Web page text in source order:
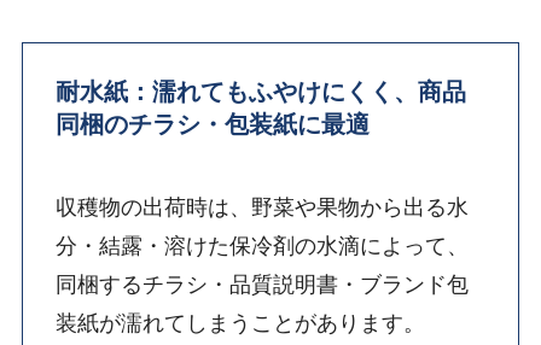
耐水紙：濡れてもふやけにくく、商品
同梱のチラシ・包装紙に最適
収穫物の出荷時は、野菜や果物から出る水
分・結露・溶けた保冷剤の水滴によって、
同梱するチラシ・品質説明書・ブランド包
装紙が濡れてしまうことがあります。